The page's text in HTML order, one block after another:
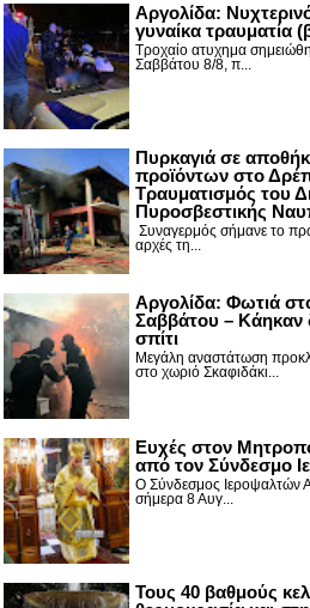
Αργολίδα:
γυναίκα τραυματία
Τροχαίο ατυχημα
Σαββάτου 8/8, π...
Πυρκαγιά σε
προϊόντων στο
Τραυματισμός του
Πυροσβεστικής
Συναγερμός σήμανε το
αρχές τη...
Αργολίδα: Φωτιά
Σαββάτου –
σπίτι
Μεγάλη αναστάτωση
στο χωριό Σκαφιδάκι...
Ευχές στον
από τον Σύνδεσμο
Ο Σύνδεσμος Ιεροψαλτών
σήμερα 8 Αυγ...
Τους 40 βαθμούς